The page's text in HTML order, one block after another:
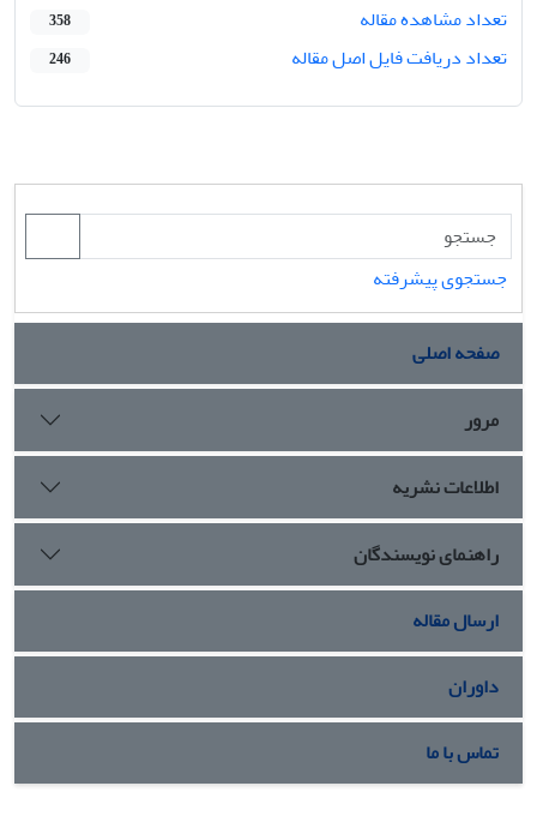
تعداد مشاهده مقاله
358
تعداد دریافت فایل اصل مقاله 246
جستجوی پیشرفته
صفحه اصلی
مرور
اطلاعات نشریه
راهنمای نویسندگان
ارسال مقاله
داوران
تماس با ما